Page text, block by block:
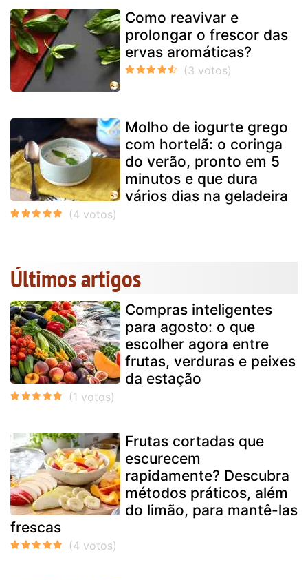
Como reavivar e
prolongar o frescor das
ervas aromáticas?
Molho de iogurte grego
com hortelã: o coringa
do verão, pronto em 5
minutos e que dura
vários dias na geladeira
Últimos artigos
Compras inteligentes
para agosto: o que
escolher agora entre
frutas, verduras e peixes
da estação
Frutas cortadas que
escurecem
rapidamente? Descubra
métodos práticos, além
do limão, para mantê-las
frescas